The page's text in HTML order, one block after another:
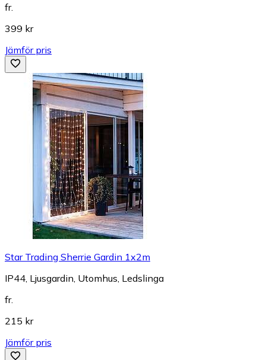
fr.
399 kr
Jämför pris
Star Trading Sherrie Gardin 1x2m
IP44, Ljusgardin, Utomhus, Ledslinga
fr.
215 kr
Jämför pris